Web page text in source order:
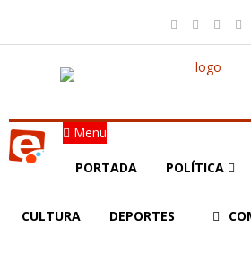
Menu
PORTADA POLÍTICA
CULTURA DEPORTES